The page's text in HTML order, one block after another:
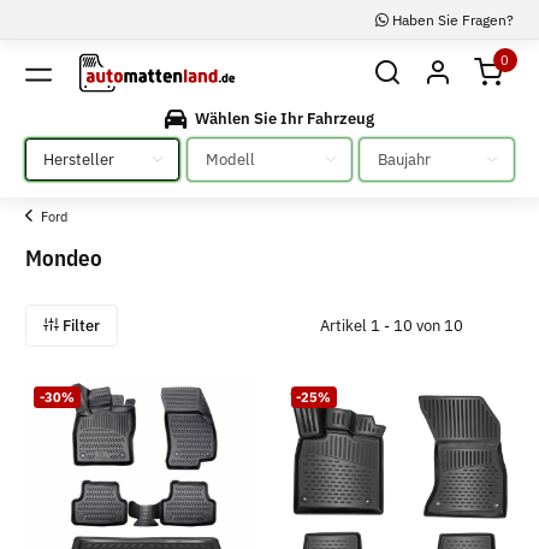
Haben Sie Fragen?
0
Wählen Sie Ihr Fahrzeug
Bitte auswählen
Bitte auswählen Bitte auswählen
Ford
Mondeo
Filter Artikel 1 - 10 von 10
-30% -25%